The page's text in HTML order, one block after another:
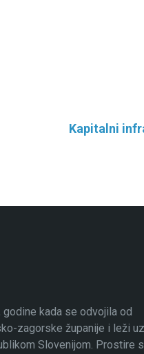
Kapitalni
godine kada se odvojila od
zagorske županije i leži uz
Slovenijom. Prostire